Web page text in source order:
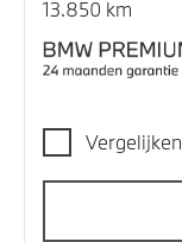
13.850 km